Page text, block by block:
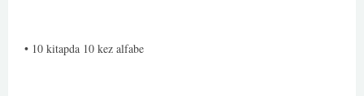
• 10 kitapda 10 kez alfabe